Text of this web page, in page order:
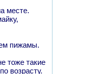
месте.
пижамы.
тоже такие
возрасту.